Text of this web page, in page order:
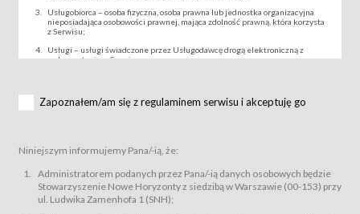
Usługobiorca – osoba fizyczna, osoba prawna lub jednostka organizacyjna
nieposiadająca osobowości prawnej, mająca zdolność prawną, która korzysta
z Serwisu;
Usługi – usługi świadczone przez Usługodawcę drogą elektroniczną z
wykorzystaniem Serwisu;
za pośrednictwem Serwisu;
podmiotom z branży mediów i filmowej (Akredytacje);
Bilety – wybrane dokumenty potwierdzające zawarcie umowy z
Usługodawcą i uprawniające do wzięcia udziału w Wydarzeniu,
przewidziane przez Usługodawcę dla danego Wydarzenia, tj. uprawniające
do uczestnictwa w wielu albo w pojedynczych seansach filmowych,
Zapoznałem/am się z regulaminem serwisu i akceptuję go
Niniejszym informujemy Pana/-ią, że:
Administratorem podanych przez Pana/-ią danych osobowych będzie
Stowarzyszenie Nowe Horyzonty z siedzibą w Warszawie (00-153) przy
ul. Ludwika Zamenhofa 1 (SNH);